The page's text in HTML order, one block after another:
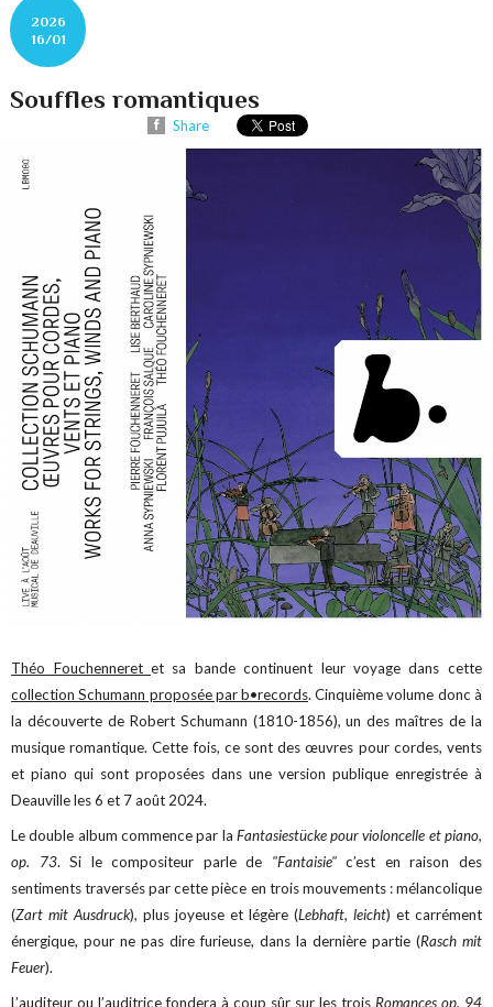
2026
16/01
Souffles romantiques
Share
Théo Fouchenneret et sa bande continuent leur voyage dans cette
collection Schumann proposée par b•records. Cinquième volume donc à
la découverte de Robert Schumann (1810-1856), un des maîtres de la
musique romantique. Cette fois, ce sont des œuvres pour cordes, vents
et piano qui sont proposées dans une version publique enregistrée à
Deauville les 6 et 7 août 2024.
Le double album commence par la Fantasiestücke pour violoncelle et piano,
op. 73. Si le compositeur parle de "Fantaisie"c’est en raison des
sentiments traversés par cette pièce en trois mouvements : mélancolique
(Zart mit Ausdruck), plus joyeuse et légère (Lebhaft, leicht) et carrément
énergique, pour ne pas dire furieuse, dans la dernière partie (Rasch mit
Feuer).
L’auditeur ou l’auditrice fondera à coup sûr sur les trois Romances op. 94